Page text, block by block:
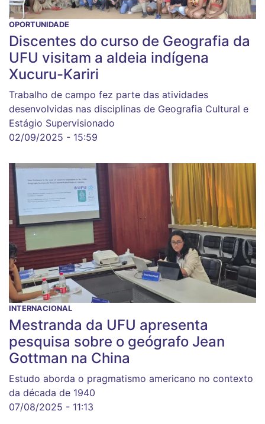
OPORTUNIDADE
Discentes do curso de Geografia da
UFU visitam a aldeia indígena
Xucuru-Kariri
Trabalho de campo fez parte das atividades
desenvolvidas nas disciplinas de Geografia Cultural e
Estágio Supervisionado
02/09/2025 - 15:59
INTERNACIONAL
Mestranda da UFU apresenta
pesquisa sobre o geógrafo Jean
Gottman na China
Estudo aborda o pragmatismo americano no contexto
da década de 1940
07/08/2025 - 11:13